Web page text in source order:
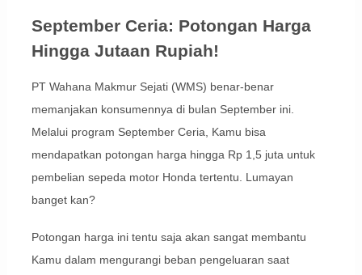
September Ceria: Potongan Harga
Hingga Jutaan Rupiah!
PT Wahana Makmur Sejati (WMS) benar-benar
memanjakan konsumennya di bulan September ini.
Melalui program September Ceria, Kamu bisa
mendapatkan potongan harga hingga Rp 1,5 juta untuk
pembelian sepeda motor Honda tertentu. Lumayan
banget kan?
Potongan harga ini tentu saja akan sangat membantu
Kamu dalam mengurangi beban pengeluaran saat